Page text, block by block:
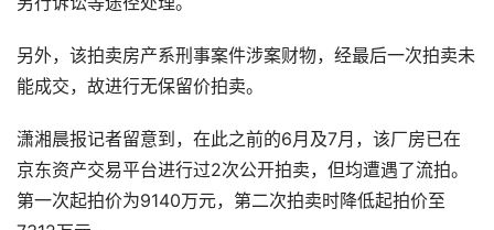
另外，该拍卖房产系刑事案件涉案财物，经最后一次拍卖未
能成交，故进行无保留价拍卖。
潇湘晨报记者留意到，在此之前的6月及7月，该厂房已在
京东资产交易平台进行过2次公开拍卖，但均遭遇了流拍。
第一次起拍价为9140万元，第二次拍卖时降低起拍价至